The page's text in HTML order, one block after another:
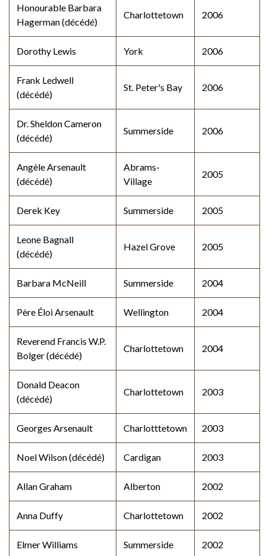
Honourable Barbara
Hagerman (décédé)
Charlottetown 2006
Dorothy Lewis York 2006
Frank Ledwell
(décédé)
St. Peter's Bay 2006
Dr. Sheldon Cameron
(décédé)
Summerside 2006
Angèle Arsenault
(décédé)
Abrams-
Village
2005
Derek Key Summerside 2005
Leone Bagnall
(décédé)
Hazel Grove 2005
Barbara McNeill Summerside 2004
Père Éloi Arsenault Wellington 2004
Reverend Francis W.P.
Bolger (décédé)
Charlottetown 2004
Donald Deacon
(décédé)
Charlottetown 2003
Georges Arsenault Charlotttetown 2003
Noel Wilson (décédé) Cardigan 2003
Allan Graham Alberton 2002
Anna Duffy Charlottetown 2002
Elmer Williams Summerside 2002